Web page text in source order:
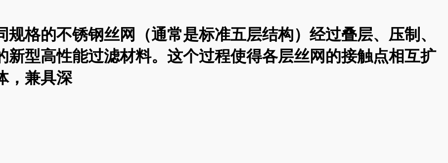
格的不锈钢丝网（通常是标准五层结构）经过叠层、压制、
新型高性能过滤材料。这个过程使得各层丝网的接触点相互扩
，兼具深